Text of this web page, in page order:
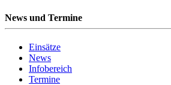
News und Termine
Einsätze
News
Infobereich
Termine